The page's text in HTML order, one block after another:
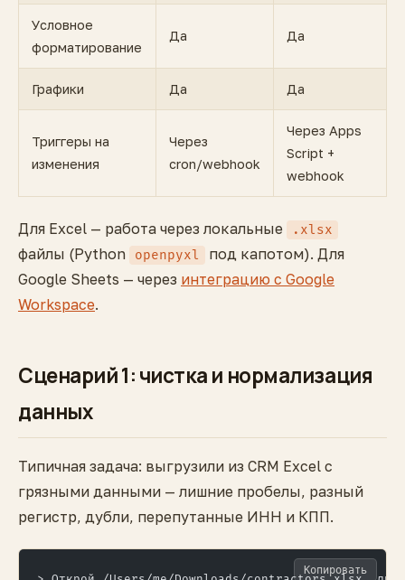
Условное
форматирование
Да Да
Графики Да Да
Триггеры на
изменения
Через
cron/webhook
Через Apps
Script +
webhook
Для Excel — работа через локальные .xlsx
файлы (Python openpyxl
под капотом). Для
Google Sheets — через интеграцию с Google
Workspace.
Сценарий 1: чистка и нормализация
данных
Типичная задача: выгрузили из CRM Excel с
грязными данными — лишние пробелы, разный
регистр, дубли, перепутанные ИНН и КПП.
Копировать